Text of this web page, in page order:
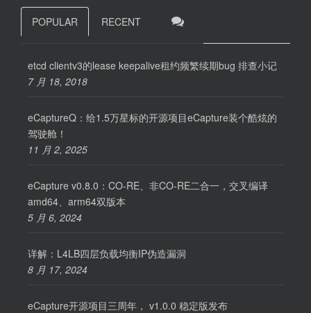
POPULAR RECENT
etcd clientv3的lease keepalive租约频繁续期bug 排查小记
7 月 18, 2018
eCaptureQ：给1.5万星标的开源项目eCapture装个酷炫的
驾驶舱！
11 月 2, 2025
eCapture v0.8.0：CO-RE、非CO-RE二合一，交叉编译
amd64、arm64双版本
5 月 6, 2024
详解：L4LB四层负载均衡IP伪造漏洞
8 月 17, 2024
eCapture开源项目三周年， v1.0.0 稳定版发布